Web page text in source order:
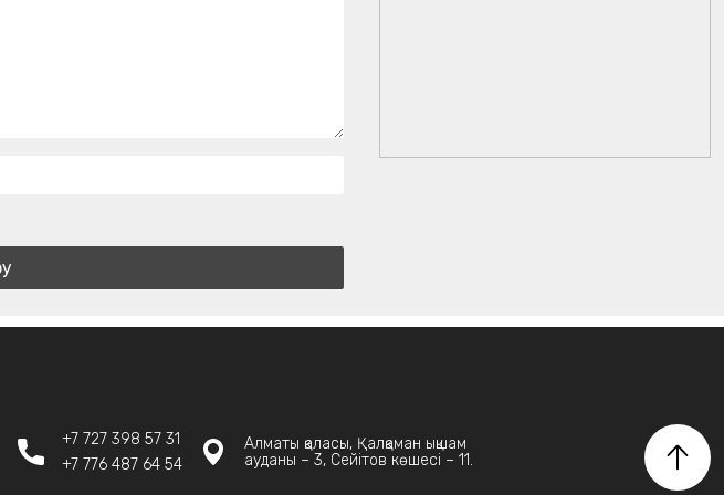
+7 727 398 57 31
+7 776 487 64 54
Алматы қаласы, Қалқаман ықшам
ауданы – 3, Сейітов көшесі – 11.